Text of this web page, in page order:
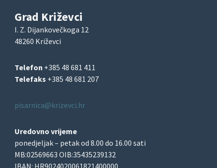
Grad Križevci
I. Z. Dijankovečkoga 12
48260 Križevci
Telefon +385 48 681 411
Telefaks +385 48 681 207
pisarnica@krizevci.hr
Uredovno vrijeme
ponedjeljak – petak od 8.00 do 16.00 sati
MB:02569663 OIB:35435239132